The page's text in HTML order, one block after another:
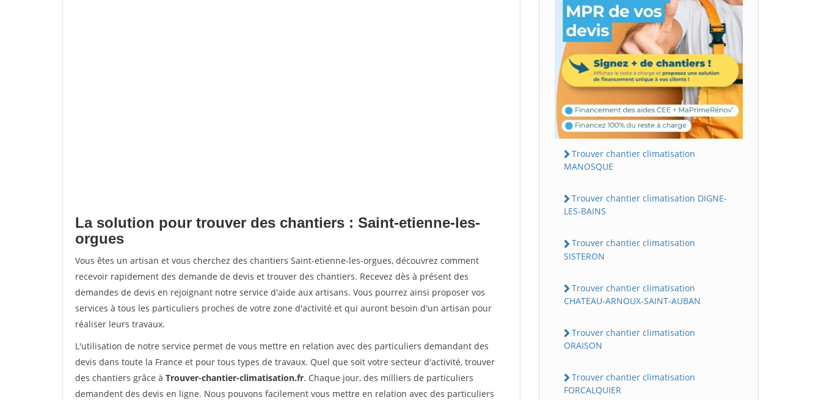
La solution pour trouver des chantiers : Saint-etienne-les-
orgues
Vous êtes un artisan et vous cherchez des chantiers Saint-etienne-les-orgues, découvrez comment
recevoir rapidement des demande de devis et trouver des chantiers. Recevez dès à présent des
demandes de devis en rejoignant notre service d'aide aux artisans. Vous pourrez ainsi proposer vos
services à tous les particuliers proches de votre zone d'activité et qui auront besoin d'un artisan pour
réaliser leurs travaux.
L'utilisation de notre service permet de vous mettre en relation avec des particuliers demandant des
devis dans toute la France et pour tous types de travaux. Quel que soit votre secteur d'activité, trouver
des chantiers grâce à Trouver-chantier-climatisation.fr. Chaque jour, des milliers de particuliers
demandent des devis en ligne. Nous pouvons facilement vous mettre en relation avec des particuliers
Trouver chantier climatisation
MANOSQUE
Trouver chantier climatisation DIGNE-
LES-BAINS
Trouver chantier climatisation
SISTERON
Trouver chantier climatisation
CHATEAU-ARNOUX-SAINT-AUBAN
Trouver chantier climatisation
ORAISON
Trouver chantier climatisation
FORCALQUIER